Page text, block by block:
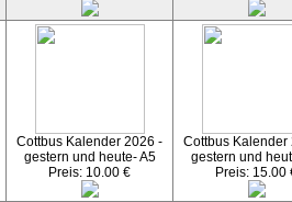
Cottbus Kalender 2026 -
gestern und heute- A5
Preis: 10.00 €
Cottbus Kalender
gestern und
Preis: 15.00